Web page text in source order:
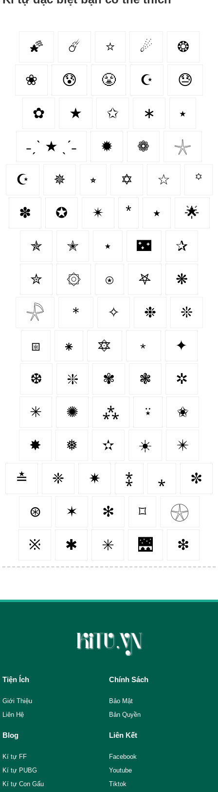
🌠 ☄️ ⭐ ☄ ❂
❀ 😰 😤 ☪ 😓
✿ ★ ✩ ∗ ⭑
˗ˏˋ ★ ˎˊ˗ ✹ ❁ 𓇼
☪️ ✵ ⭒ ✡ ☆ ꙳
✽ ✪ ✴ ٭ 🌟
✯ ✭ ⋆ 🌃 ✰
✮ ۞ ⍟ 𖤐 ❋
𓇻 ＊ ✧ ❉ ❊
⧆ ⁕ 🔯 ﹡ ✦
❆ ❇️ ✾ ❃ ✲
✳ ✺ ⁂ ⍣ ✬
✸ ❅ ✫ ☀️ ✴️
≛ ❈ ✷ ⁑ ⁎ ✼
⊛ ✶ ✻ ⌑ 𓇽
※ ✱ ✳️ 🌉 ❇
Tiện Ích
Giới Thiệu
Liên Hệ
Chính Sách
Bảo Mật
Bản Quyền
Blog
Kí tự FF
Kí tự PUBG
Kí tự Con Gấu
Liên Kết
Facebook
Youtube
Tiktok